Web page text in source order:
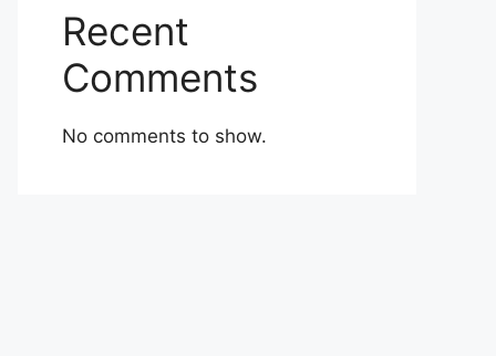
Recent
Comments
No comments to show.